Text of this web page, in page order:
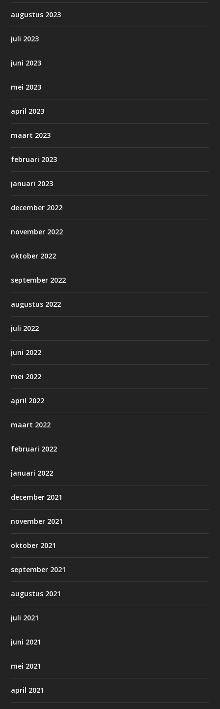
augustus 2023
juli 2023
juni 2023
mei 2023
april 2023
maart 2023
februari 2023
januari 2023
december 2022
november 2022
oktober 2022
september 2022
augustus 2022
juli 2022
juni 2022
mei 2022
april 2022
maart 2022
februari 2022
januari 2022
december 2021
november 2021
oktober 2021
september 2021
augustus 2021
juli 2021
juni 2021
mei 2021
april 2021